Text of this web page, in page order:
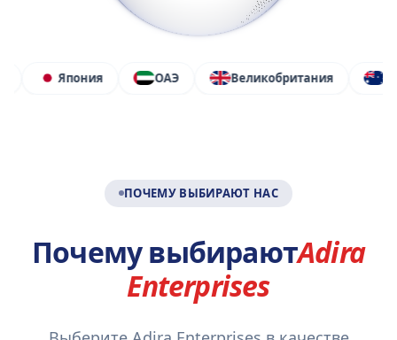
ОАЭ Великобритания Австралия
ПОЧЕМУ ВЫБИРАЮТ НАС
Почему выбираютAdira
Enterprises